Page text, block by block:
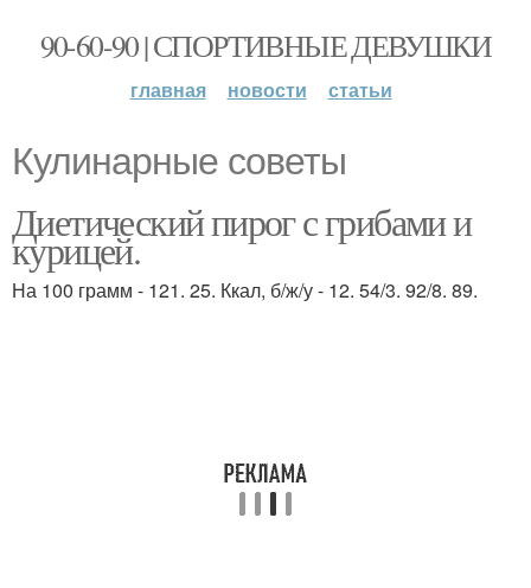
90-60-90 | СПОРТИВНЫЕ ДЕВУШКИ
главная новости статьи
Кулинарные советы
Диетический пирог с грибами и
курицей.
На 100 грамм - 121. 25. Ккал, б/ж/у - 12. 54/3. 92/8. 89.